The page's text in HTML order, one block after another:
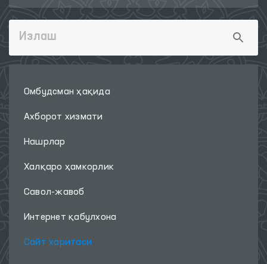
Омбудсман ҳақида
Ахборот хизмати
Нашрлар
Халқаро ҳамкорлик
Савол-жавоб
Интернет қабулхона
Сайт харитаси